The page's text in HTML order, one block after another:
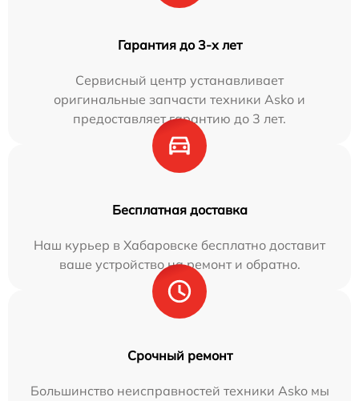
Гарантия до 3-х лет
Сервисный центр устанавливает
оригинальные запчасти техники Asko и
предоставляет гарантию до 3 лет.
Бесплатная доставка
Наш курьер в Хабаровске бесплатно доставит
ваше устройство на ремонт и обратно.
Срочный ремонт
Большинство неисправностей техники Asko мы